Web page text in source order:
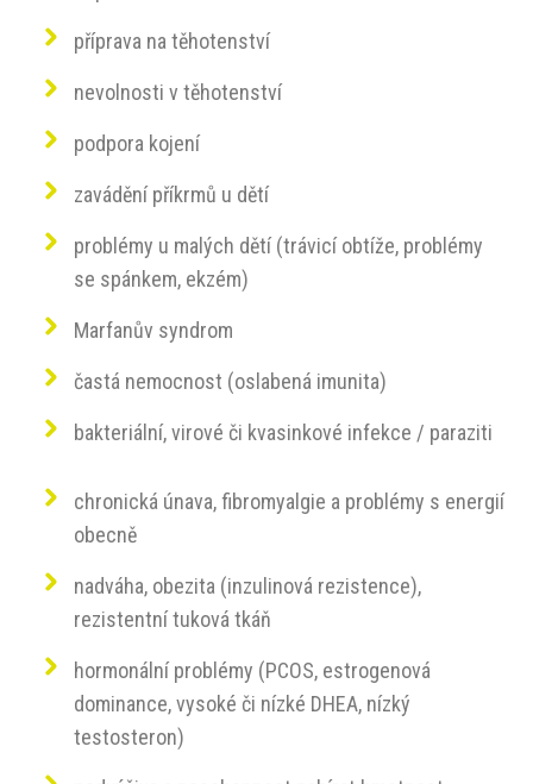
příprava na těhotenství
nevolnosti v těhotenství
podpora kojení
zavádění příkrmů u dětí
problémy u malých dětí (trávicí obtíže, problémy
se spánkem, ekzém)
Marfanův syndrom
častá nemocnost (oslabená imunita)
bakteriální, virové či kvasinkové infekce / paraziti
chronická únava, fibromyalgie a problémy s energií
obecně
nadváha, obezita (inzulinová rezistence),
rezistentní tuková tkáň
hormonální problémy (PCOS, estrogenová
dominance, vysoké či nízké DHEA, nízký
testosteron)